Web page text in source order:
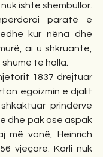
ishte shembullor.
paratë e
kur nëna dhe
ai u shkruante,
shumë të holla.
1837 drejtuar
egoizmin e djalit
prindërve
dhe pak ose aspak
më vonë, Heinrich
vjeçare. Karli nuk